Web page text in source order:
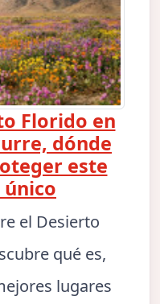
Florido en
dónde
este
el Desierto
qué es,
lugares